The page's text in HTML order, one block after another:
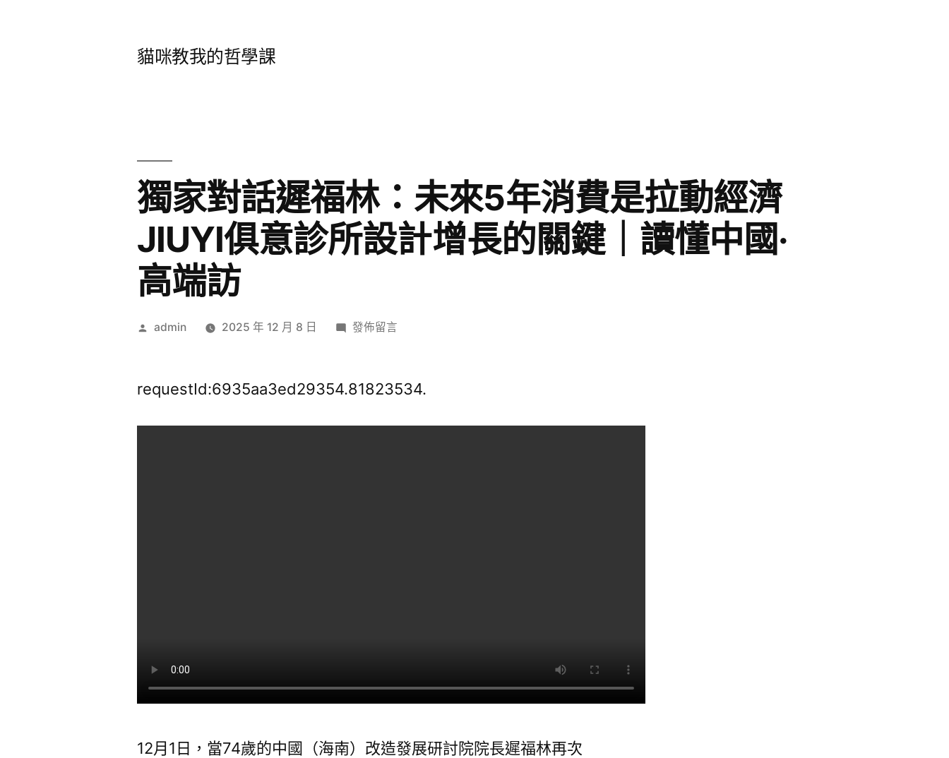
貓咪教我的哲學課
獨家對話遲福林：未來5年消費是拉動經濟
JIUYI俱意診所設計增長的關鍵｜讀懂中國·
高端訪
作
admin 2025 年 12 月 8 日
在
對
遲
JIUYI
意
發佈留言
requestId:6935aa3ed29354.81823534.
12月1日，當74歲的中國（海南）改造發展研討院院長遲福林再次